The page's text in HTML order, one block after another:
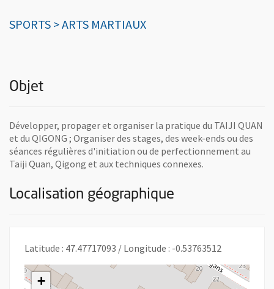
SPORTS > ARTS MARTIAUX
Objet
Développer, propager et organiser la pratique du TAIJI QUAN
et du QIGONG ; Organiser des stages, des week-ends ou des
séances régulières d'initiation ou de perfectionnement au
Taiji Quan, Qigong et aux techniques connexes.
Localisation géographique
Latitude : 47.47717093 / Longitude : -0.53763512
+